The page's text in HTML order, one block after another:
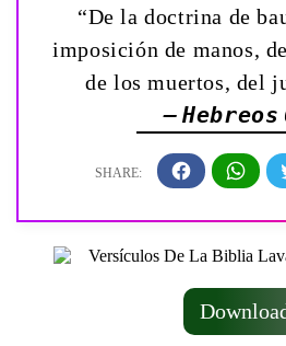
“De la doctrina de
imposición de manos,
de los muertos, del
—